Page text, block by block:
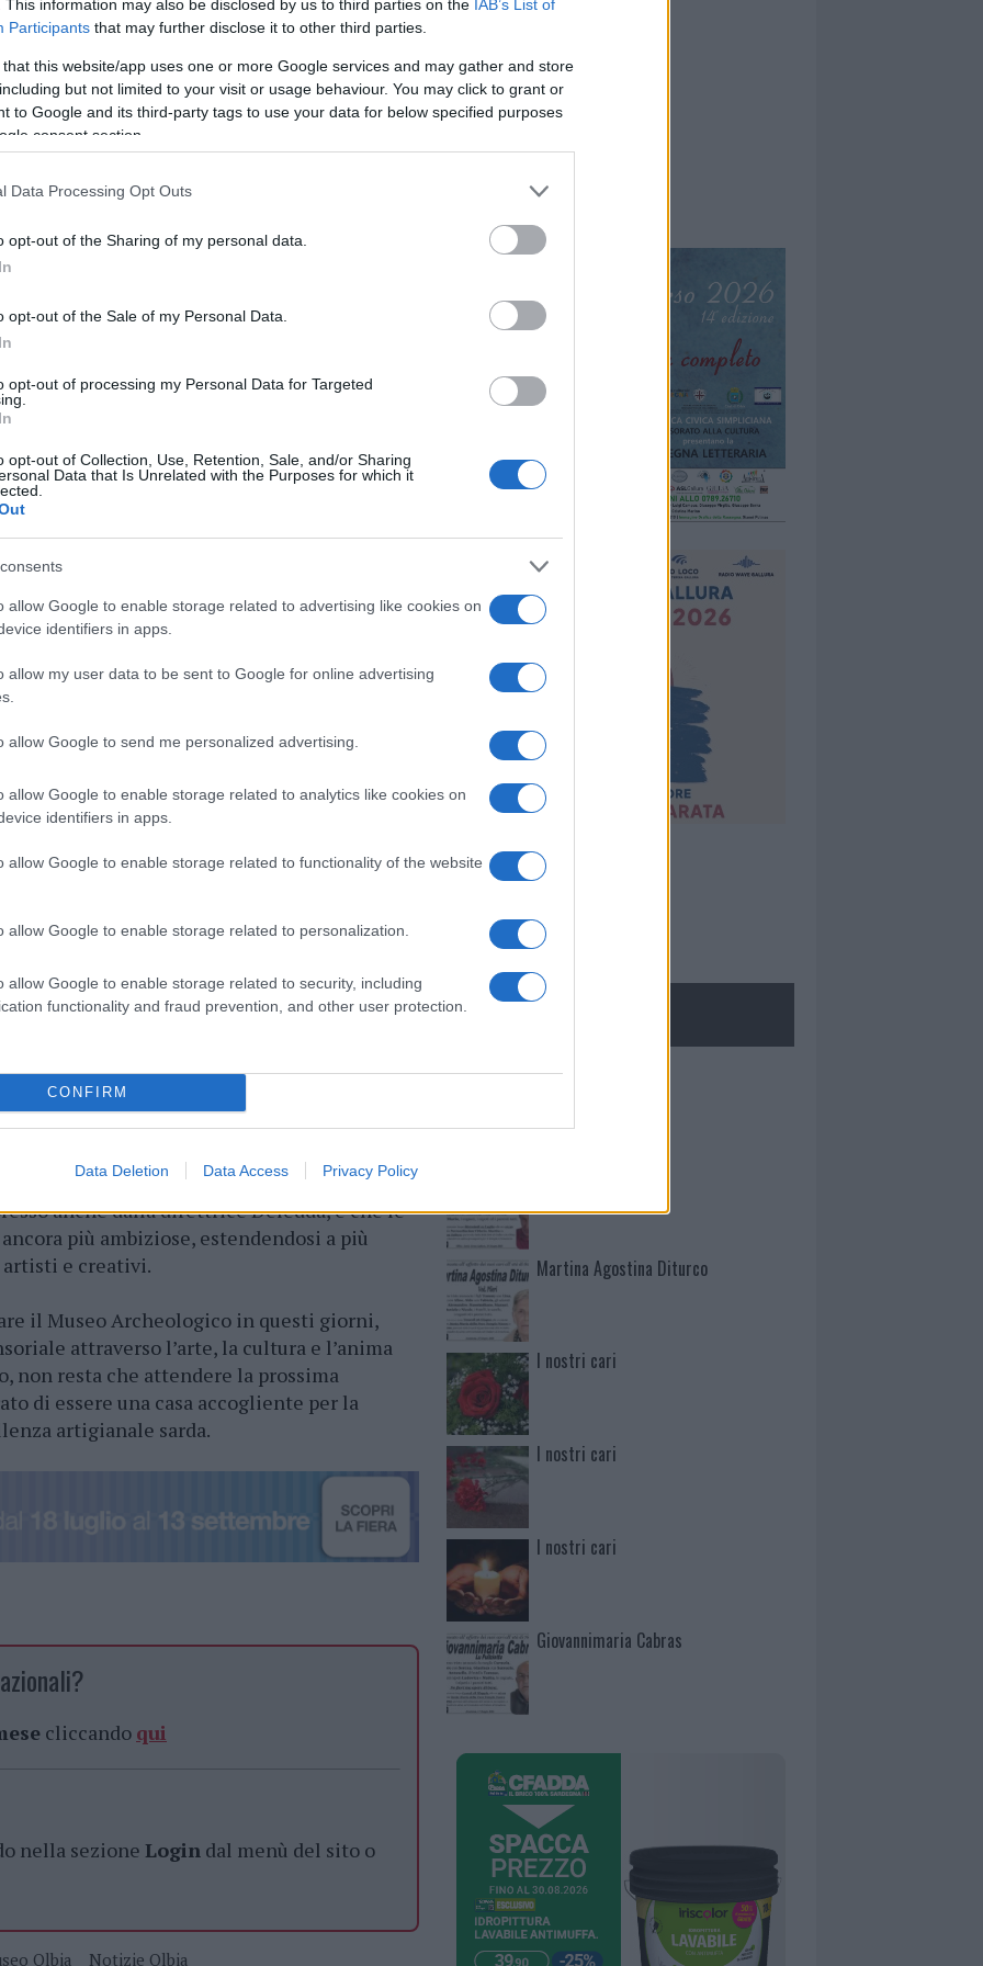
This information may also be disclosed by us to third parties on the IAB’s List of
Participants that may further disclose it to other third parties.
that this website/app uses one or more Google services and may gather and store
but not limited to your visit or usage behaviour. You may click to grant or
to Google and its third-party tags to use your data for below specified purposes
consent section.
Data Processing Opt Outs
opt-out of the Sharing of my personal data.
opt-out of the Sale of my Personal Data.
opt-out of processing my Personal Data for Targeted
opt-out of Collection, Use, Retention, Sale, and/or Sharing
Data that Is Unrelated with the Purposes for which it
allow Google to enable storage related to advertising like cookies on
identifiers in apps.
allow my user data to be sent to Google for online advertising
allow Google to send me personalized advertising.
allow Google to enable storage related to analytics like cookies on
identifiers in apps.
allow Google to enable storage related to functionality of the website
allow Google to enable storage related to personalization.
allow Google to enable storage related to security, including
functionality and fraud prevention, and other user protection.
CONFIRM
Data Deletion Data Access Privacy Policy
in particolare quello gallurese.
da tutta la Sardegna. Giunto al suo
nel 2020 con gli allestimenti delle vetrine
piano piano crescendo sia nel numero
sia nella dimensione dell’area espositiva. La
un’occasione unica per ammirare le
contesto prestigioso, dove arte, tradizione e
affascinante tra passato e presente.
un notevole successo, gli spazi del museo,
allestiti per esporre manufatti che hanno
le mani sapienti dei maestri
colori vivaci e materiali nuovi e antichi,
sculture in legno, dalle opere in metallo ai
più profonda dell’isola.
di ben50 espositoriprovenienti
di artigiani che hanno in qualche modo
hanno in qualche modo lanciato una sorta
Hanno elaborato quelli che sono i
colori, forme e stili che richiamano i
la qualità del loro lavoro, ma anche la
ha spiegato con orgoglio
questi manufatti esposti accanto alle
creato una connessione unica tra la
la sua evoluzione creativa».
si è limitato all’esposizione di opere
rete di scambi e collaborazioni tra
grazie all’iniziativa “
Milano, questa sezione ha permesso agli
e progetti, creando connessioni che
e sinergie creative.
predominante è stato l’orgoglio per una
le sue radici, si evolve con lo sguardo
non solo celebrava l’artigianato sardo, ma
grado di adattarsi ai tempi, rinnovando le
la propria identità.
valorizzare il patrimonio culturale e
ponendo l’accento sul futuro di una
L’evento si può considerare un
anche dalla direttrice Deledda, è che le
più ambiziose, estendendosi a più
e creativi.
il Museo Archeologico in questi giorni,
attraverso l’arte, la cultura e l’anima
non resta che attendere la prossima
di essere una casa accogliente per la
artigianale sarda.
cliccando qui
nella sezione Login dal menù del sito o
Olbia Notizie Olbia
Mario Malu
Martina Agostina Diturco
I nostri cari
I nostri cari
I nostri cari
Giovannimaria Cabras